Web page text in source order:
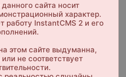
сайта носит
характер.
работу InstantCMS 2 и его
этом сайте выдуманна,
не соответствует